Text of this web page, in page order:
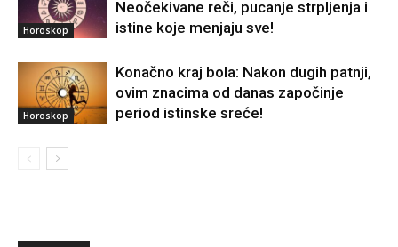
Horoskop
Neočekivane reči, pucanje strpljenja i
istine koje menjaju sve!
Horoskop
Konačno kraj bola: Nakon dugih patnji,
ovim znacima od danas započinje
period istinske sreće!